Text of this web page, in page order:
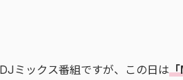
ミックス番組ですが、この日は